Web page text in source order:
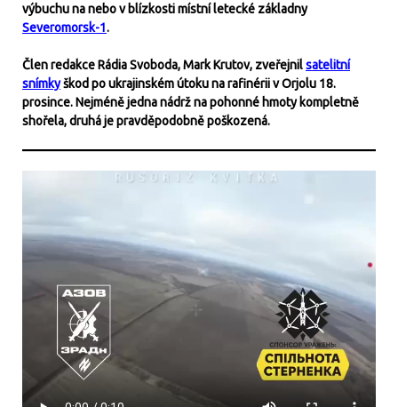
výbuchu na nebo v blízkosti místní letecké základny
Severomorsk-1.
Člen redakce Rádia Svoboda, Mark Krutov, zveřejnilsatelitní
snímkyškod po ukrajinském útoku na rafinérii v Orjolu 18.
prosince. Nejméně jedna nádrž na pohonné hmoty kompletně
shořela, druhá je pravděpodobně poškozená.